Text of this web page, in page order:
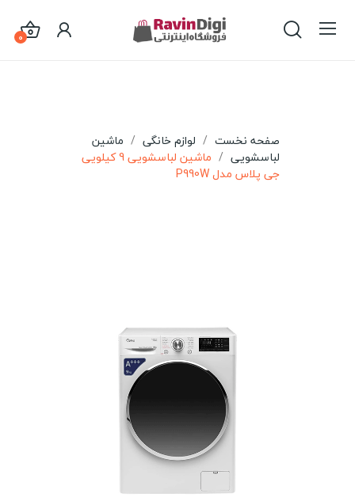
0
صفحه نخست لوازم خانگی
ماشین
لباسشویی
ماشین لباسشویی 9 کیلویی
جی پلاس مدل P990W